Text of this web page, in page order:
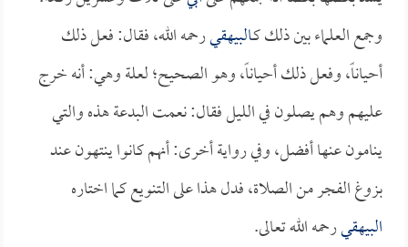
وجمع العلماء بين ذلك كـالبيهقيرحمه الله، فقال: فعل ذلك
أحياناً، وفعل ذلك أحياناً، وهو الصحيح؛ لعلة وهي: أنه خرج
عليهم وهم يصلون في الليل فقال: نعمت البدعة هذه والتي
ينامون عنها أفضل، وفي رواية أخرى: أنهم كانوا ينتهون عند
بزوغ الفجر من الصلاة، فدل هذا على التنويع كما اختاره
البيهقيرحمه الله تعالى.